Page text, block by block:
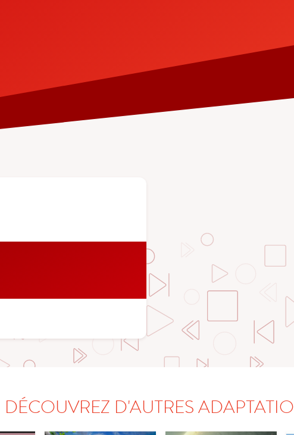
DÉCOUVREZ D'AUTRES